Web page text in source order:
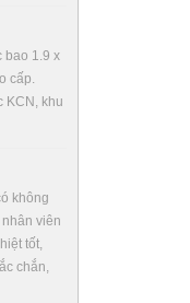
bao 1.9 x
cấp.
KCN, khu
không
viên
tốt,
chắn,